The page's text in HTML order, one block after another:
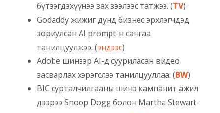
бүтээгдэхүүнээ зах зээлээс татжээ. (TV)
Godaddy жижиг дунд бизнес эрхлэгчдэд
зориулсан AI prompt-н сангаа
танилцуулжээ. (эндээс)
Adobe шинээр AI-д сууриласан видео
засварлах хэрэгслээ танилцууллаа. (BW)
BIC сурталчилгааны шинэ кампанит ажил
дээрээ Snoop Dogg болон Martha Stewart-